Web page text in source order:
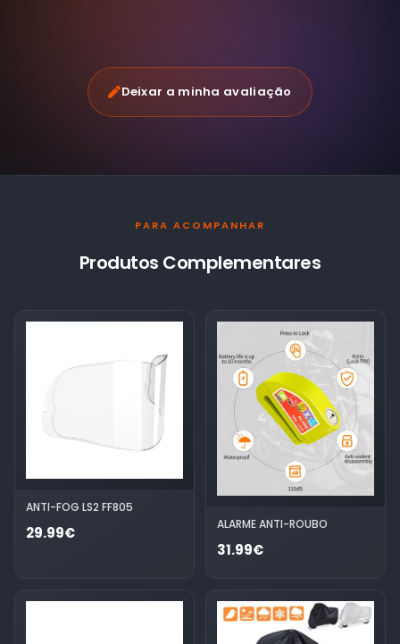
Deixar a minha avaliação
PARA ACOMPANHAR
Produtos Complementares
ANTI-FOG LS2 FF805
29.99€ ALARME ANTI-ROUBO
31.99€